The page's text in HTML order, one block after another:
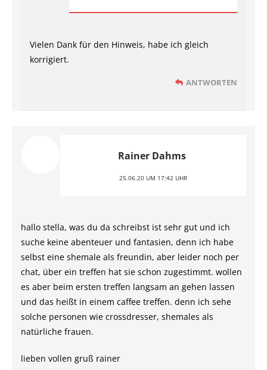
Vielen Dank für den Hinweis, habe ich gleich
korrigiert.
ANTWORTEN
Rainer Dahms
25.06.20 UM 17:42 UHR
hallo stella, was du da schreibst ist sehr gut und ich
suche keine abenteuer und fantasien, denn ich habe
selbst eine shemale als freundin, aber leider noch per
chat, über ein treffen hat sie schon zugestimmt. wollen
es aber beim ersten treffen langsam an gehen lassen
und das heißt in einem caffee treffen. denn ich sehe
solche personen wie crossdresser, shemales als
natürliche frauen.
lieben vollen gruß rainer